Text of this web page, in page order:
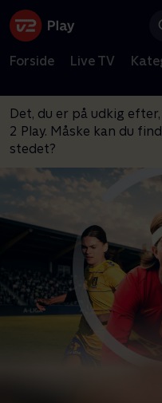
Forside Live TV
Det, du er på udkig
2 Play. Måske kan du
stedet?